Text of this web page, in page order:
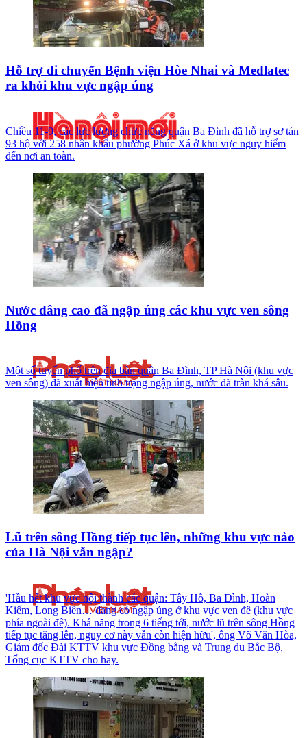
Hỗ trợ di chuyển Bệnh viện Hòe Nhai và Medlatec
ra khỏi khu vực ngập úng
Chiều 11-9, các lực lượng chức năng quận Ba Đình đã hỗ trợ sơ tán
93 hộ với 258 nhân khẩu phường Phúc Xá ở khu vực nguy hiểm
đến nơi an toàn.
Nước dâng cao đã ngập úng các khu vực ven sông
Hồng
Một số tuyến phố trên địa bàn quận Ba Đình, TP Hà Nội (khu vực
ven sông) đã xuất hiện tình trạng ngập úng, nước đã tràn khá sâu.
Lũ trên sông Hồng tiếp tục lên, những khu vực nào
của Hà Nội vẫn ngập?
'Hầu hết khu vực nội thành các quận: Tây Hồ, Ba Đình, Hoàn
Kiếm, Long Biên… đang có ngập úng ở khu vực ven đê (khu vực
phía ngoài đê). Khả năng trong 6 tiếng tới, nước lũ trên sông Hồng
tiếp tục tăng lên, nguy cơ này vẫn còn hiện hữu', ông Võ Văn Hòa,
Giám đốc Đài KTTV khu vực Đồng bằng và Trung du Bắc Bộ,
Tổng cục KTTV cho hay.